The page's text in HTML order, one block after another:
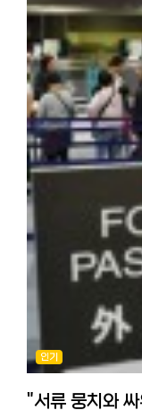
소량 구매 시 배송비
이득입니다.
배송비 주문 총액이
1,000~1,500엔입니
스타일코리안에서 한
정리 어떠셨나요? 이
쇼핑몰 8선 특징과
집에서 스마트폰만으
되었습니다.
이번 기사를 참고해
올리브영(라쿠텐):
무신사: 한국 최대 규
구매가능 ・큐텐: 품
쇼핑몰보다 저렴한
프라임 이용자는 익
라쿠텐 이용자라면
발송이라 배송비가
제휴가 많아 안전하고
【추천기사】 일본에
https://korean.co.jp/life2/173 일본에서
한국인 추천 김치 (
인터넷 개통과 설치]
목소리)을 잘 지키는
보세요. 오사카 아주
당신은 이미 오사카의 매력에
도시의 정석을, 오사
여러분은 어느 도시
방문하신다면, 두 도
바랍니다! 도움이 되
도쿄와 오사카의 차
일본문화 #도쿄사람
일본에스컬레이터방
수단입니다. 라인페
가능합니다. 지자체 캠페인을 노리세요: 일본 거주자라면 주목해야 할 점! 각
구청이나 시청에서 "
같은 파격적인 캠페
아낄 수 있는 꿀팁입니다. 2. 일본 생활의 꽃, '포이카츠(
일본어에는 **'포이
줄임말로, 포인트를
의미합니다. 일본은
만들어야 할 3대 포인트 카드 V-포인트 (구 T-포인트):
(약국) 등 가장 범용성이 높습니다. 라쿠텐
경제권'이라는 말이
쇼핑몰을 이용하면 포인트
포인트: 로손(Lawson) 편
실전 팁: 계산대에서
desuka?)"라고 물을
'웰카츠'를 아시나요? 포인
거주자들만 아는 짠
(Welcia)'**에서는
예: 2,000포인트 보유 시 ->
동안 포인트를 모았다
전략입니다. 4. 아직도 동전 지갑이 필요한 순간 (거주자 피셜) 물론 여전히
현금이 필요한 순간은 있습니다. 동네 맛집(
발매기를 사용하는 곳은 현
의외로 대형 병원을
인기